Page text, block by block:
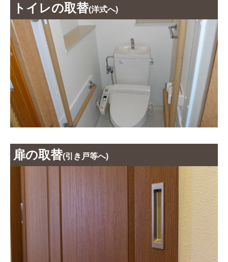
トイレの取替(洋式へ)
扉の取替(引き戸等へ)